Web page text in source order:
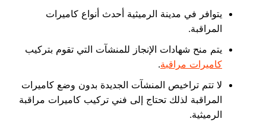
يتوافر في مدينة الرميثية أحدث أنواع كاميرات
المراقبة.
يتم منح شهادات الإنجاز للمنشآت التي تقوم بتركيب
كاميرات مراقبة.
لا تتم تراخيص المنشآت الجديدة بدون وضع كاميرات
المراقبة لذلك تحتاج إلى فني تركيب كاميرات مراقبة
الرميثية.